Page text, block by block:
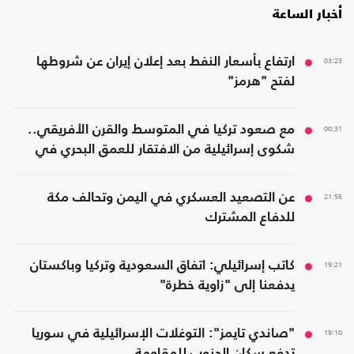
أخبار الساعة
03:23
ارتفاع بأسعار النفط بعد إعلان إيران عن شروطها
لفتح "هرمز"
00:31
مع صعود تركيا في المتوسط والقرن الأفريقي..
شكوى إسرائيلية من الافتقار للعمق البحري في
21:56
عن التصعيد العسكري في اليمن وتحالف مكة
للدفاع المشترك
19:21
كاتب إسرائيلي: اتفاق السعودية وتركيا وباكستان
يدفعنا إلى "زاوية خطرة"
19:10
"صاندي تايمز": التوغلات الإسرائيلية في سوريا